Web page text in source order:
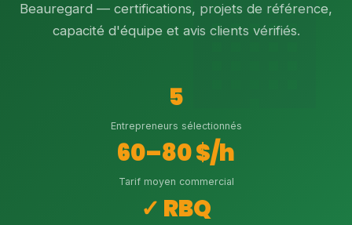
Beauregard — certifications, projets de référence,
capacité d'équipe et avis clients vérifiés.
5
Entrepreneurs sélectionnés
60–80 $/h
Tarif moyen commercial
✓ RBQ